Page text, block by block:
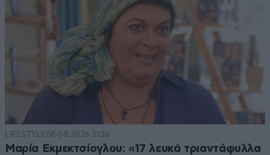
LIFESTYLE08·08·2026 21:36
Μαρία Εκμεκτσίογλου: «17 λευκά τριαντάφυλλα